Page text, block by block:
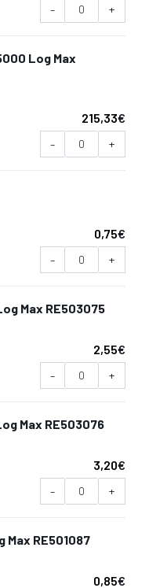
- +
Log Max
215,33€
- +
0,75€
- +
Max RE503075
2,55€
- +
Max RE503076
3,20€
- +
Max RE501087
0,85€